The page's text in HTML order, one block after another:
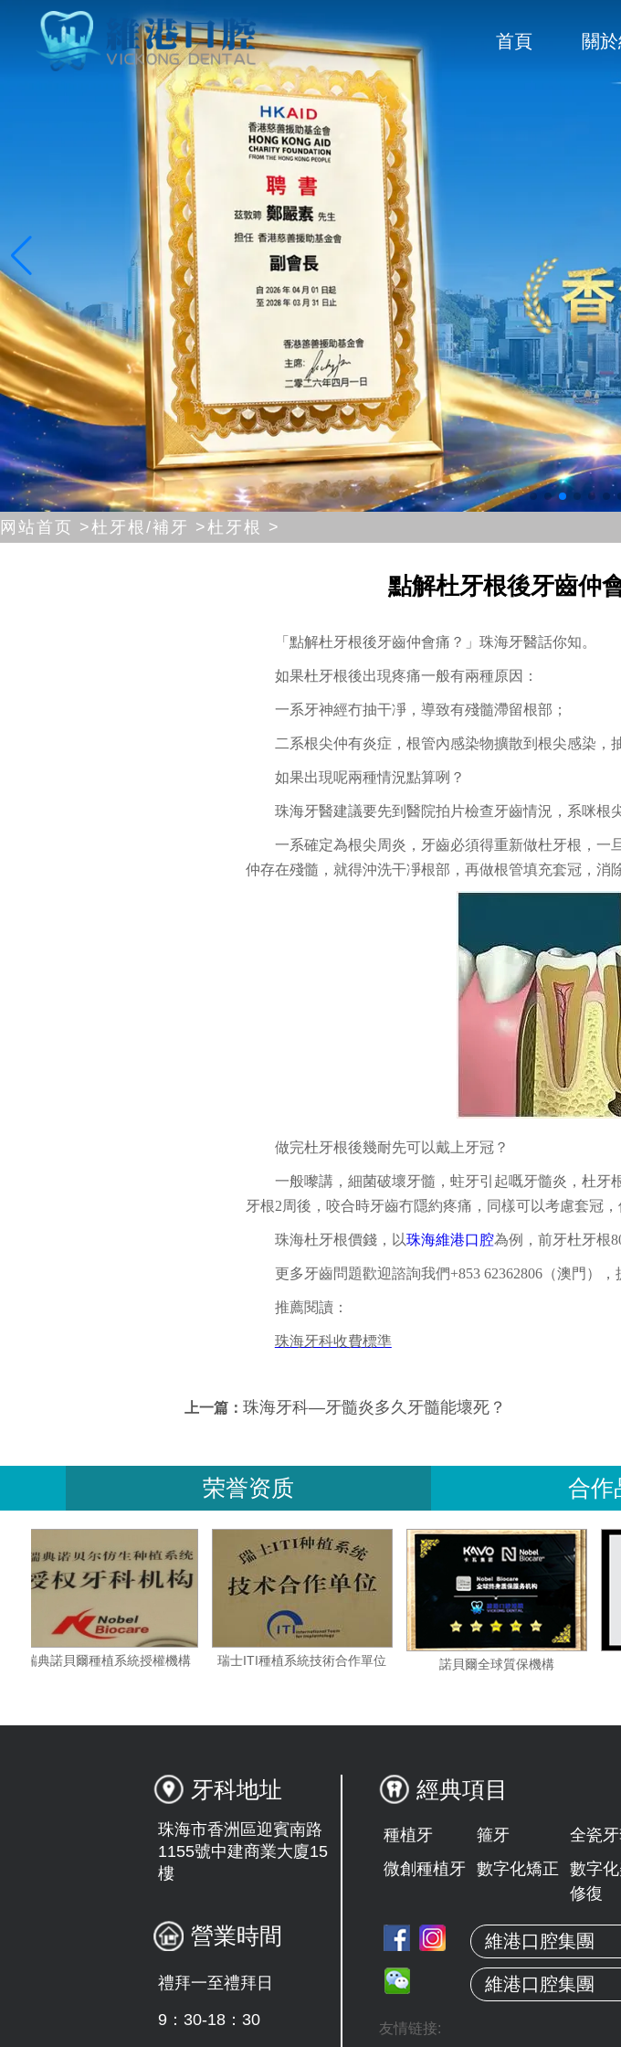
首頁 關
网站首页 >杜牙根/補牙 >杜牙根 >
點解杜牙根後牙齒仲
「點解杜牙根後牙齒仲會痛？」珠海牙醫話你知。
如果杜牙根後出現疼痛一般有兩種原因：
一系牙神經冇抽干凈，導致有殘髓滯留根部；
二系根尖仲有炎症，根管內感染物擴散到根尖感染，
如果出現呢兩種情況點算咧？
珠海牙醫建議要先到醫院拍片檢查牙齒情況，系咪根
一系確定為根尖周炎，牙齒必須得重新做杜牙根，
仲存在殘髓，就得沖洗干凈根部，再做根管填充套冠，消
做完杜牙根後幾耐先可以戴上牙冠？
一般嚟講，細菌破壞牙髓，蛀牙引起嘅牙髓炎，杜牙
牙根2周後，咬合時牙齒冇隱約疼痛，同樣可以考慮套冠
珠海杜牙根價錢，以珠海維港口腔為例，前牙杜牙根
更多牙齒問題歡迎諮詢我們+853 62362806（澳門）
推薦閱讀：
珠海牙科收費標準
上一篇： 珠海牙科—牙髓炎多久牙髓能壞死？
荣誉资质 合作
夥伴 瑞典諾貝爾種植系統授權機構 瑞士ITI種植系統技術合作單位 諾貝爾全球質保機構
牙科地址
珠海市香洲區迎賓南路
1155號中建商業大廈15
樓
營業時間
禮拜一至禮拜日
9：30-18：30
經典項目
種植牙 箍牙 全瓷
微創種植牙 數字化矯正
數字
修復
維港口腔集團
維港口腔集團
友情链接: